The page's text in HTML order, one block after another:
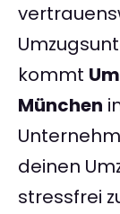
kommt
München
deinen
stressfrei